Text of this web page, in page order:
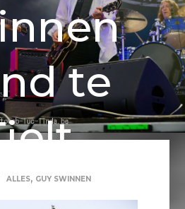
te
ALLES, GUY SWINNEN